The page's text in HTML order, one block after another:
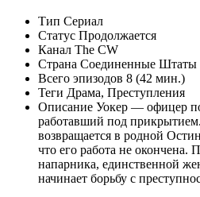
Тип Сериал
Статус Продолжается
Канал The CW
Страна Соединенные Штаты
Всего эпизодов 8 (42 мин.)
Теги Драма, Преступления
Описание Уокер — офицер
работавший под
возвращается в родной
что его работа не окончена.
напарника, единственной
начинает борьбу с